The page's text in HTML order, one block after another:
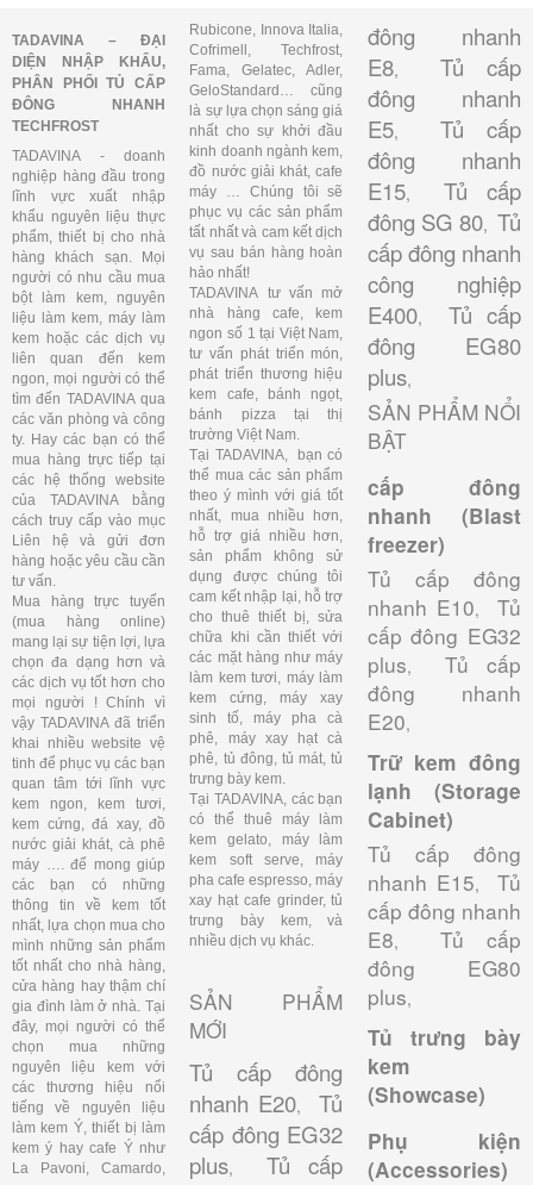
TADAVINA – ĐẠI
DIỆN NHẬP KHẨU,
PHÂN PHỐI TỦ CẤP
ĐÔNG NHANH
TECHFROST
TADAVINA - doanh
nghiệp hàng đầu trong
lĩnh vực xuất nhập
khẩu nguyên liệu thực
phẩm, thiết bị cho nhà
hàng khách sạn. Mọi
người có nhu cầu mua
bột làm kem, nguyên
liệu làm kem, máy làm
kem hoặc các dịch vụ
liên quan đến kem
ngon, mọi người có thể
tìm đến TADAVINA qua
các văn phòng và công
ty. Hay các bạn có thể
mua hàng trực tiếp tại
các hệ thống website
của TADAVINA bằng
cách truy cấp vào mục
Liên hệ và gửi đơn
hàng hoặc yêu cầu cần
tư vấn.
Mua hàng trực tuyến
(mua hàng online)
mang lại sự tiện lợi, lựa
chọn đa dạng hơn và
các dịch vụ tốt hơn cho
mọi người ! Chính vì
vậy TADAVINA đã triển
khai nhiều website vệ
tinh để phục vụ các bạn
quan tâm tới lĩnh vực
kem ngon, kem tươi,
kem cứng, đá xay, đồ
nước giải khát, cà phê
máy …. để mong giúp
các bạn có những
thông tin về kem tốt
nhất, lựa chọn mua cho
mình những sản phẩm
tốt nhất cho nhà hàng,
cửa hàng hay thậm chí
gia đình làm ở nhà. Tại
đây, mọi người có thể
chọn mua những
nguyên liệu kem với
các thương hiệu nổi
tiếng về nguyên liệu
làm kem Ý, thiết bị làm
kem ý hay cafe Ý như
La Pavoni, Camardo,
Rubicone, Innova Italia,
Cofrimell, Techfrost,
Fama, Gelatec, Adler,
GeloStandard… cũng
là sự lựa chọn sáng giá
nhất cho sự khởi đầu
kinh doanh ngành kem,
đồ nước giải khát, cafe
máy … Chúng tôi sẽ
phục vụ các sản phẩm
tất nhất và cam kết dịch
vụ sau bán hàng hoàn
hảo nhất!
TADAVINA tư vấn mở
nhà hàng cafe, kem
ngon số 1 tại Việt Nam,
tư vấn phát triển món,
phát triển thương hiệu
kem cafe, bánh ngọt,
bánh pizza tại thị
trường Việt Nam.
Tại TADAVINA, bạn có
thể mua các sản phẩm
theo ý mình với giá tốt
nhất, mua nhiều hơn,
hỗ trợ giá nhiều hơn,
sản phẩm không sử
dụng được chúng tôi
cam kết nhập lại, hỗ trợ
cho thuê thiết bị, sửa
chữa khi cần thiết với
các mặt hàng như máy
làm kem tươi, máy làm
kem cứng, máy xay
sinh tố, máy pha cà
phê, máy xay hạt cà
phê, tủ đông, tủ mát, tủ
trưng bày kem.
Tại TADAVINA, các bạn
có thể thuê máy làm
kem gelato, máy làm
kem soft serve, máy
pha cafe espresso, máy
xay hạt cafe grinder, tủ
trưng bày kem, và
nhiều dịch vụ khác.
SẢN PHẨM
MỚI
Tủ cấp đông
nhanh E20,Tủ
cấp đông EG32
plus,Tủ cấp
đông nhanh
E8, Tủ cấp
đông nhanh
E5, Tủ cấp
đông nhanh
E15, Tủ cấp
đông SG 80, Tủ
cấp đông nhanh
công nghiệp
E400, Tủ cấp
đông EG80
plus,
SẢN PHẨM NỔI
BẬT
cấp đông
nhanh (Blast
freezer)
Tủ cấp đông
nhanh E10, Tủ
cấp đông EG32
plus, Tủ cấp
đông nhanh
E20,
Trữ kem đông
lạnh (Storage
Cabinet)
Tủ cấp đông
nhanh E15, Tủ
cấp đông nhanh
E8, Tủ cấp
đông EG80
plus,
Tủ trưng bày
kem
(Showcase)
Phụ kiện
(Accessories)